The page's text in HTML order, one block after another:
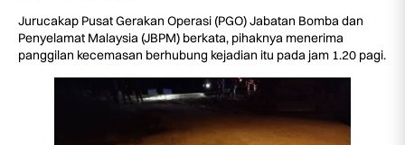
Jurucakap Pusat Gerakan Operasi (PGO) Jabatan Bomba dan
Penyelamat Malaysia (JBPM) berkata, pihaknya menerima
panggilan kecemasan berhubung kejadian itu pada jam 1.20 pagi.